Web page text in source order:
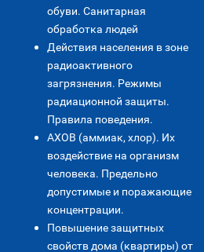
обуви. Санитарная
обработка людей
Действия населения в зоне
радиоактивного
загрязнения. Режимы
радиационной защиты.
Правила поведения.
АХОВ (аммиак, хлор). Их
воздействие на организм
человека. Предельно
допустимые и поражающие
концентрации.
Повышение защитных
свойств дома (квартиры) от